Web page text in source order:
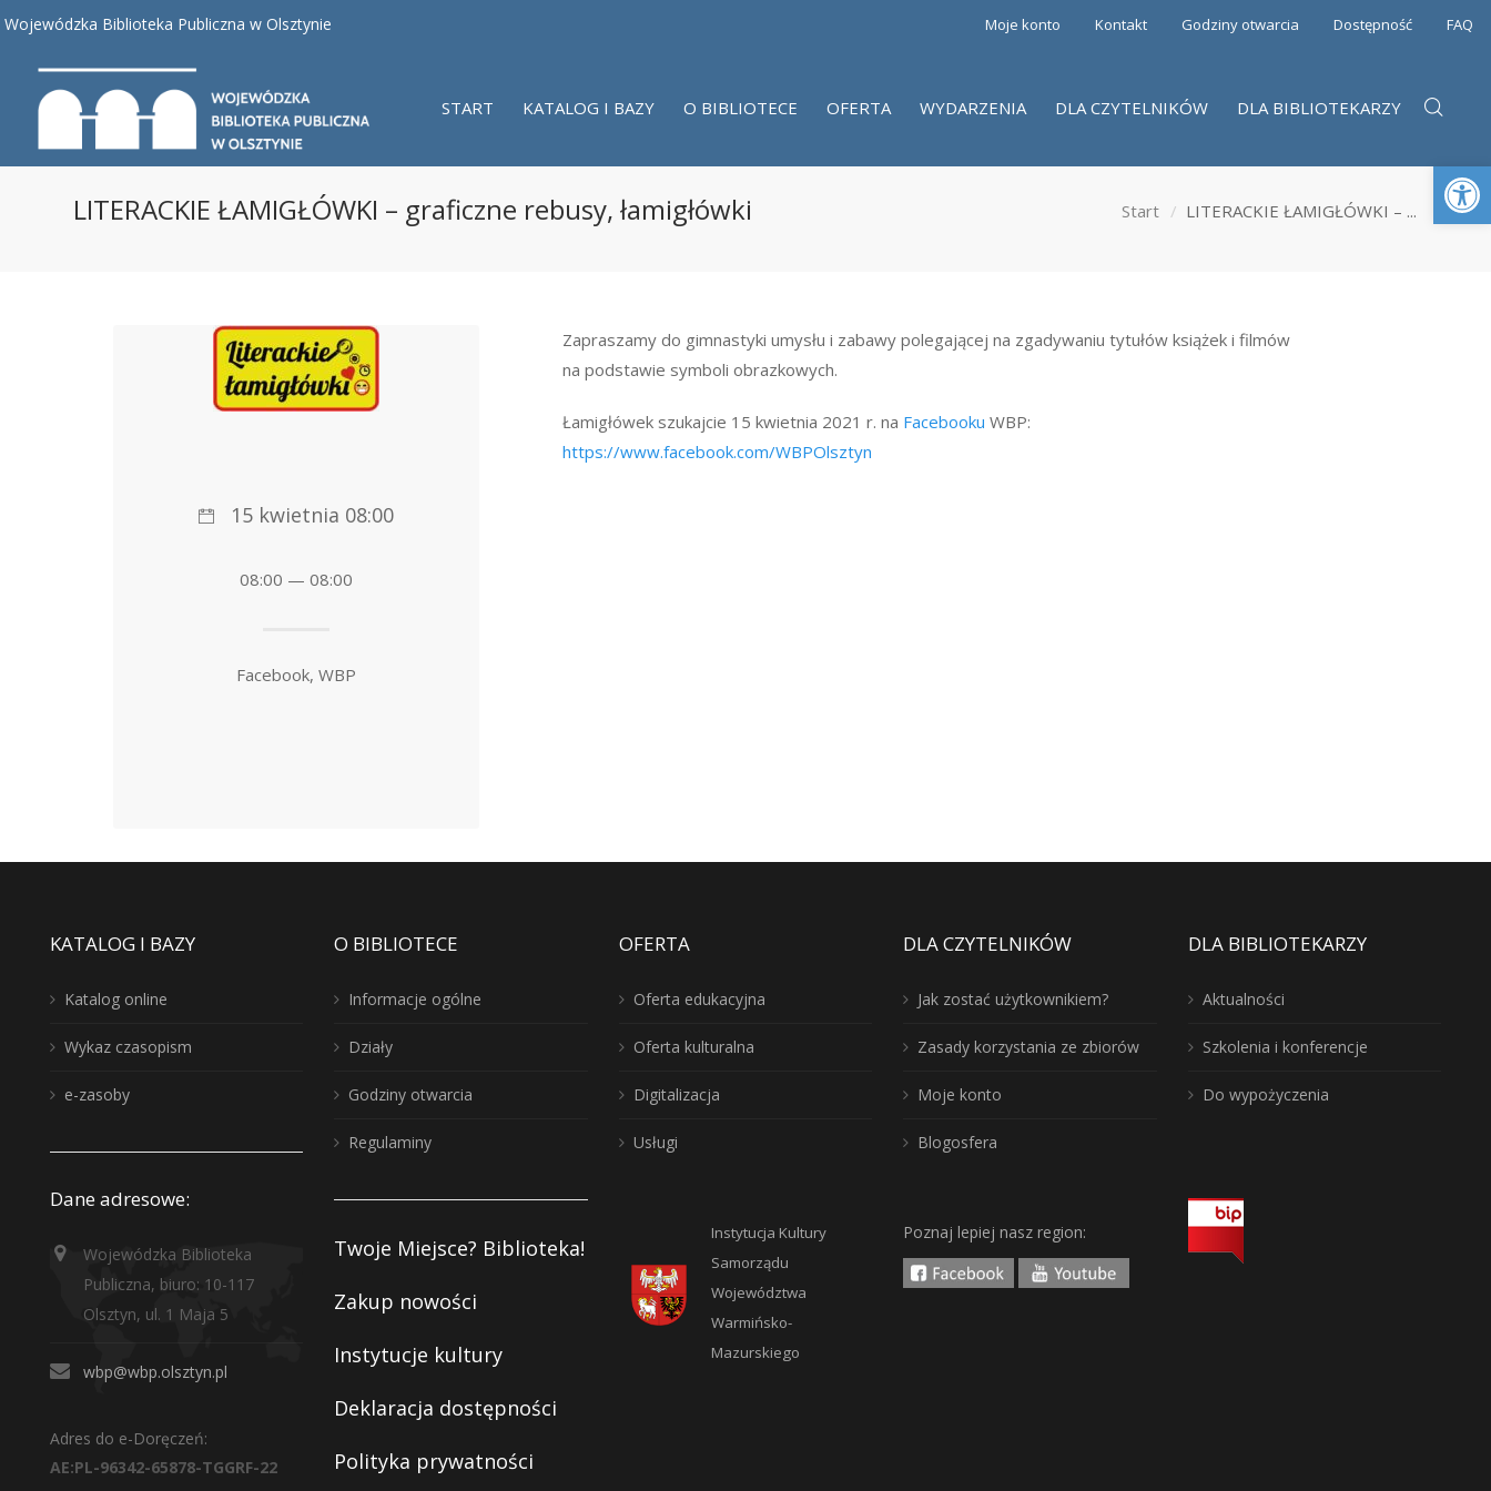
Wojewódzka Biblioteka Publiczna w Olsztynie Moje konto Kontakt Godziny otwarcia Dostępność FAQ
START KATALOG I BAZY O BIBLIOTECE OFERTA WYDARZENIA DLA CZYTELNIKÓW DLA BIBLIOTEKARZY
LITERACKIE ŁAMIGŁÓWKI – graficzne rebusy, łamigłówki Start LITERACKIE ŁAMIGŁÓWKI – ...
Zapraszamy do gimnastyki umysłu i zabawy polegającej na zgadywaniu tytułów książek i filmów
na podstawie symboli obrazkowych.
Łamigłówek szukajcie 15 kwietnia 2021 r. na Facebooku WBP:
https://www.facebook.com/WBPOlsztyn
15 kwietnia 08:00
08:00 — 08:00
Facebook, WBP
KATALOG I BAZY
Katalog online
Wykaz czasopism
e-zasoby
Dane adresowe:
Wojewódzka Biblioteka
Publiczna, biuro: 10-117
Olsztyn, ul. 1 Maja 5
wbp@wbp.olsztyn.pl
Adres do e-Doręczeń:
AE:PL-96342-65878-TGGRF-22
O BIBLIOTECE
Informacje ogólne
Działy
Godziny otwarcia
Regulaminy
Twoje Miejsce? Biblioteka!
Zakup nowości
Instytucje kultury
Deklaracja dostępności
Polityka prywatności
OFERTA
Oferta edukacyjna
Oferta kulturalna
Digitalizacja
Usługi
Instytucja Kultury
Samorządu
Województwa
Warmińsko-
Mazurskiego
DLA CZYTELNIKÓW
Jak zostać użytkownikiem?
Zasady korzystania ze zbiorów
Moje konto
Blogosfera
Poznaj lepiej nasz region:
DLA BIBLIOTEKARZY
Aktualności
Szkolenia i konferencje
Do wypożyczenia